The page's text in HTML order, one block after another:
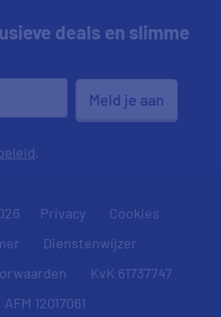
deals en slimme
Meld je aan
.
Privacy
Cookies
Dienstenwijzer
KvK 61737747
AFM 12017061